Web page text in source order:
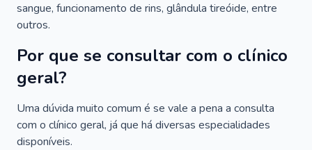
sangue, funcionamento de rins, glândula tireóide, entre
outros.
Por que se consultar com o clínico
geral?
Uma dúvida muito comum é se vale a pena a consulta
com o clínico geral, já que há diversas especialidades
disponíveis.